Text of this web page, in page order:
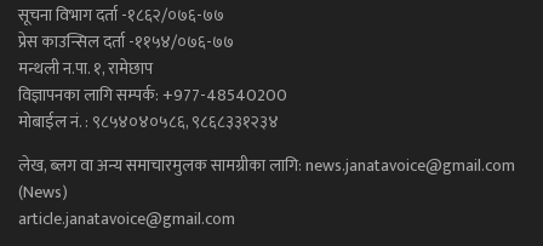
सूचना विभाग दर्ता -१८६२/०७६-७७
प्रेस काउन्सिल दर्ता -११५४/०७६-७७
मन्थली न.पा. १, रामेछाप
विज्ञापनका लागि सम्पर्क: +977-48540200
मोबाईल नं. : ९८५४०४०५८६, ९८६८३३१२३४
लेख, ब्लग वा अन्य समाचारमुलक सामग्रीका लागि: news.janatavoice@gmail.com
(News)
article.janatavoice@gmail.com